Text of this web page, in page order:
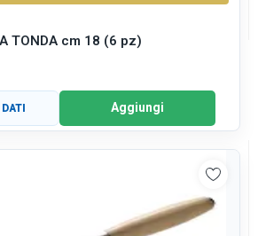
TONDA cm 18 (6 pz)
Aggiungi